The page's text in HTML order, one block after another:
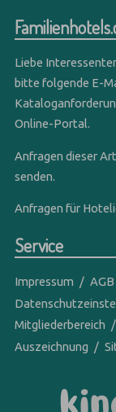
Liebe
bitte folgende E-
Online-Portal.
Anfragen dieser
senden.
Anfragen für
Service
Impressum AGB
Mitgliederbereich
Auszeichnung